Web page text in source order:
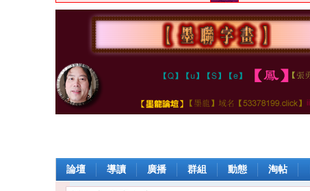
論壇 導讀 廣播 群組 動態 淘帖